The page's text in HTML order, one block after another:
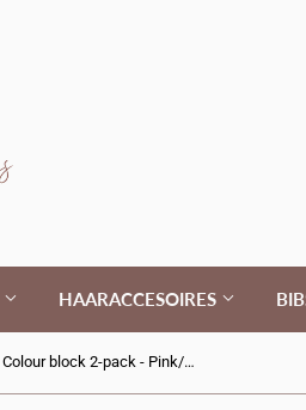
HAARACCESOIRES
BIBS Studio - Colour block 2-pack - Pink/Coral